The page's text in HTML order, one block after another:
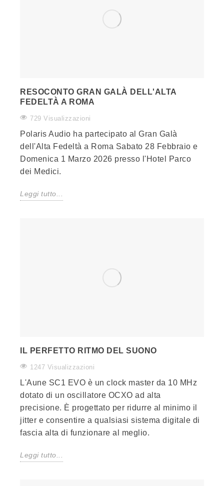
RESOCONTO GRAN GALÀ DELL'ALTA
FEDELTÀ A ROMA
729 Visualizzazioni
Polaris Audio ha partecipato al Gran Galà
dell'Alta Fedeltà a Roma Sabato 28 Febbraio e
Domenica 1 Marzo 2026 presso l'Hotel Parco
dei Medici.
Leggi tutto...
IL PERFETTO RITMO DEL SUONO
1247 Visualizzazioni
L'Aune SC1 EVO è un clock master da 10 MHz
dotato di un oscillatore OCXO ad alta
precisione. È progettato per ridurre al minimo il
jitter e consentire a qualsiasi sistema digitale di
fascia alta di funzionare al meglio.
Leggi tutto...